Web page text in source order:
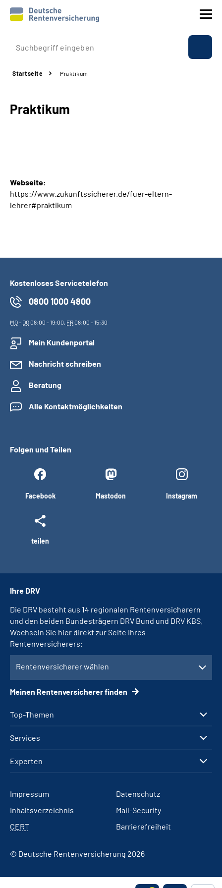
Prävention
Rente
Über uns & Presse
Inhalte in Gebärdensprache (DGS)
Leichte Sprache
Mein Kundenportal
Startseite Praktikum
Praktikum
Webseite:
https://www.zukunftssicherer.de/fuer-eltern-
lehrer#praktikum
Kostenloses Servicetelefon
0800 1000 4800
MO- DO08:00 - 19:00, FR08:00 - 15:30
Mein Kundenportal
Nachricht schreiben
Beratung
Alle Kontaktmöglichkeiten
Folgen und Teilen
Facebook Mastodon Instagram
teilen
Top-Themen
Services
Experten
Ihre DRV
Die DRV besteht aus 14 regionalen Rentenversicherern
und den beiden Bundesträgern DRV Bund und DRV KBS.
Wechseln Sie hier direkt zur Seite Ihres
Rentenversicherers:
Rentenversicherer wählen
Meinen Rentenversicherer finden
Impressum
Datenschutz
Inhaltsverzeichnis
Mail-Security
CERT
Barrierefreiheit
© Deutsche Rentenversicherung 2026